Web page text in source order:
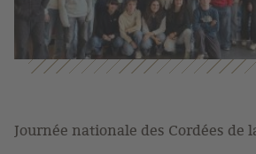
Journée nationale des Cordées de